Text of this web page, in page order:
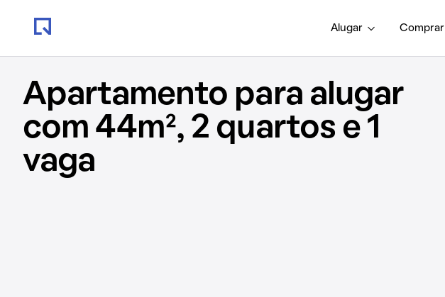
Alugar Comprar
Apartamento para alugar
com 44m², 2 quartos e 1
vaga